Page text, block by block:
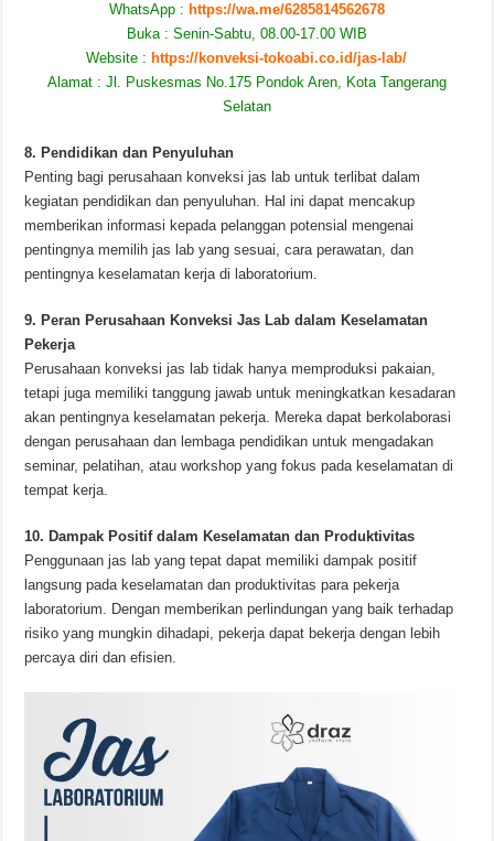
WhatsApp : https://wa.me/6285814562678
Buka : Senin-Sabtu, 08.00-17.00 WIB
Website : https://konveksi-tokoabi.co.id/jas-lab/
Alamat : Jl. Puskesmas No.175 Pondok Aren, Kota Tangerang
Selatan
8. Pendidikan dan Penyuluhan
Penting bagi perusahaan konveksi jas lab untuk terlibat dalam
kegiatan pendidikan dan penyuluhan. Hal ini dapat mencakup
memberikan informasi kepada pelanggan potensial mengenai
pentingnya memilih jas lab yang sesuai, cara perawatan, dan
pentingnya keselamatan kerja di laboratorium.
9. Peran Perusahaan Konveksi Jas Lab dalam Keselamatan
Pekerja
Perusahaan konveksi jas lab tidak hanya memproduksi pakaian,
tetapi juga memiliki tanggung jawab untuk meningkatkan kesadaran
akan pentingnya keselamatan pekerja. Mereka dapat berkolaborasi
dengan perusahaan dan lembaga pendidikan untuk mengadakan
seminar, pelatihan, atau workshop yang fokus pada keselamatan di
tempat kerja.
10. Dampak Positif dalam Keselamatan dan Produktivitas
Penggunaan jas lab yang tepat dapat memiliki dampak positif
langsung pada keselamatan dan produktivitas para pekerja
laboratorium. Dengan memberikan perlindungan yang baik terhadap
risiko yang mungkin dihadapi, pekerja dapat bekerja dengan lebih
percaya diri dan efisien.